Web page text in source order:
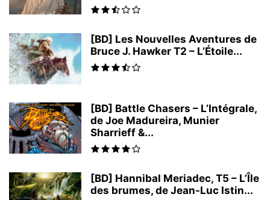
[BD] Les Nouvelles Aventures de
Bruce J. Hawker T2 – L’Étoile...
[BD] Battle Chasers – L’Intégrale,
de Joe Madureira, Munier
Sharrieff &...
[BD] Hannibal Meriadec, T5 – L’Île
des brumes, de Jean-Luc Istin...